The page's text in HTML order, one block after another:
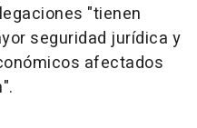
"tienen
seguridad jurídica y
afectados